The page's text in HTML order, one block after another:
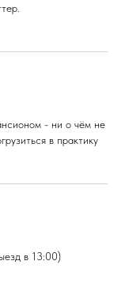
- ни о чём не
в практику
в 13:00)